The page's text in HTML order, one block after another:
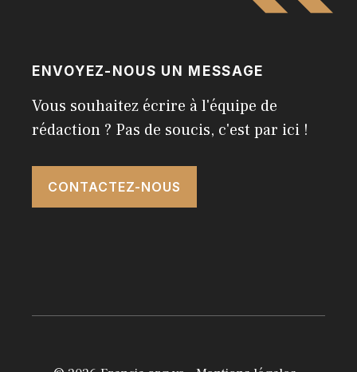
ENVOYEZ-NOUS UN MESSAGE
Vous souhaitez écrire à l'équipe de
rédaction ? Pas de soucis, c'est par ici !
CONTACTEZ-NOUS